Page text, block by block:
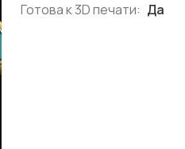
Готова к 3D печати: Да